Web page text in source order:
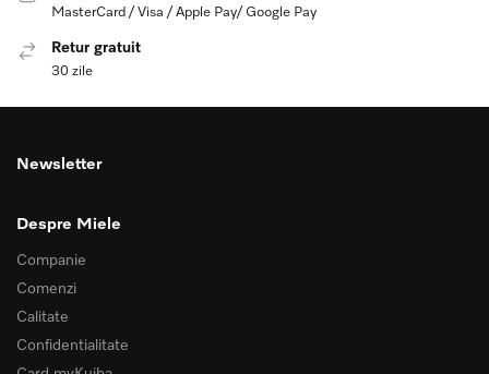
MasterCard / Visa / Apple Pay/ Google Pay
Retur gratuit
30 zile
Newsletter
Despre Miele
Companie
Comenzi
Calitate
Confidentialitate